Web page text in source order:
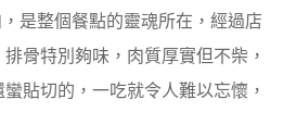
是整個餐點的靈魂所在，經過店
骨特別夠味，肉質厚實但不柴，
貼切的，一吃就令人難以忘懷，